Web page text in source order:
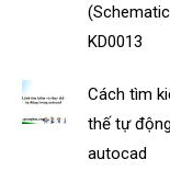
KD0013
Cách tìm
thế tự
autocad